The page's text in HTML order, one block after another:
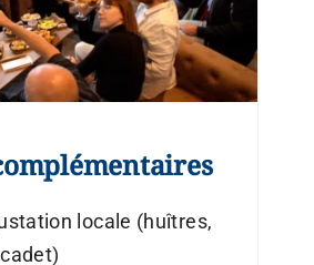
locale (huîtres,